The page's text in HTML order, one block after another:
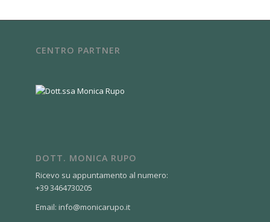
CENTRO PARTNER
DOTT. MONICA RUPO
Ricevo su appuntamento al numero:
+39 3464730205
Email: info@monicarupo.it